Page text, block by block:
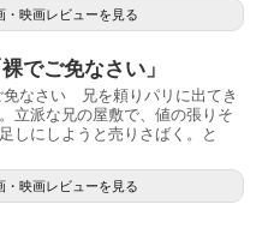
・映画レビューを見る
でご免なさい」
免なさい 兄を頼りパリに出てき
立派な兄の屋敷で、値の張りそ
しにしようと売りさばく。と
・映画レビューを見る